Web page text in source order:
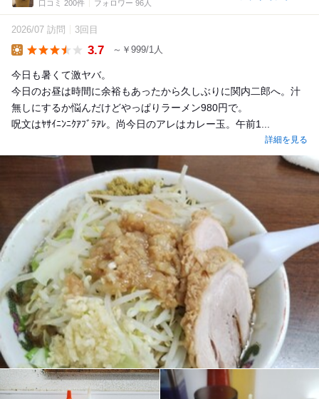
口コミ 200件 フォロワー 96人
2026/07 訪問 3回目
3.7 ～￥999/1人
今日も暑くて激ヤバ。
今日のお昼は時間に余裕もあったから久しぶりに関内二郎へ。汁
無しにするか悩んだけどやっぱりラーメン980円で。
呪文はﾔｻｲﾆﾝﾆｸｱﾌﾞﾗｱﾚ。尚今日のアレはカレー玉。午前1...
詳細を見る